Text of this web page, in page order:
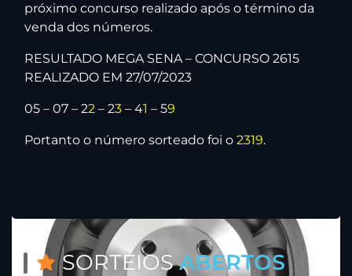
próximo concurso realizado após o término da
venda dos números.
RESULTADO MEGA SENA – CONCURSO 2615
REALIZADO EM 27/07/2023
05 – 07 – 22 – 23 – 41 – 59
Portanto o número sorteado foi o 2319.
SORTEIOSABERTOS